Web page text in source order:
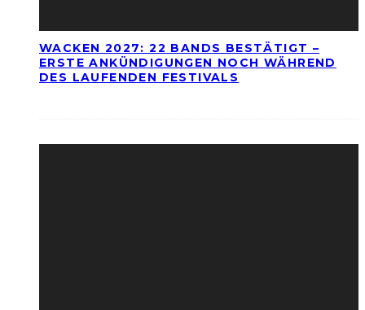
WACKEN 2027: 22 BANDS BESTÄTIGT –
ERSTE ANKÜNDIGUNGEN NOCH WÄHREND
DES LAUFENDEN FESTIVALS